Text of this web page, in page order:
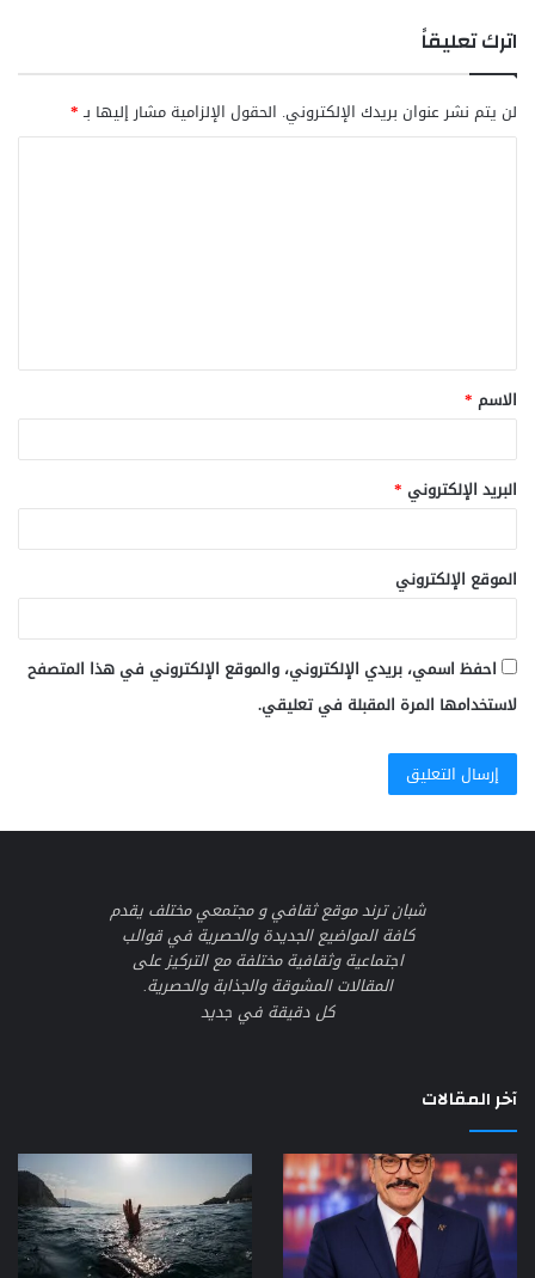
اترك تعليقاً
لن يتم نشر عنوان بريدك الإلكتروني. الحقول الإلزامية مشار إليها بـ*
ق
*
الاسم *
البريد الإلكتروني *
الموقع الإلكتروني
احفظ اسمي، بريدي الإلكتروني، والموقع الإلكتروني في هذا المتصفح
لاستخدامها المرة المقبلة في تعليقي.
شبان ترند موقع ثقافي و مجتمعي مختلف يقدم
كافة المواضيع الجديدة والحصرية في قوالب
اجتماعية وثقافية مختلفة مع التركيز على
المقالات المشوقة والجذابة والحصرية.
كل دقيقة في جديد
آخر المقالات